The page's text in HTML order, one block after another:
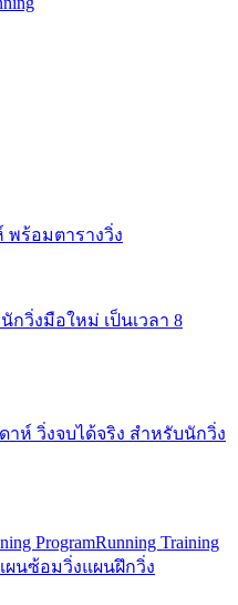
พร้อมตารางวิ่ง
กวิ่งมือใหม่ เป็นเวลา 8
าห์ วิ่งจบได้จริง สำหรับนักวิ่ง
ProgramRunning Training
ผนซ้อมวิ่งแผนฝึกวิ่ง